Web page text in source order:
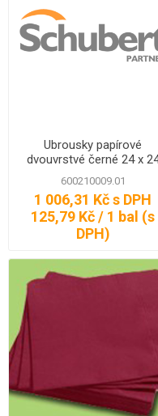
Ubrousky papírové
dvouvrstvé černé 24 x
cm, 250 ks
600210009.01
1 006,31 Kč s DPH
125,79 Kč / 1 bal (s
DPH)